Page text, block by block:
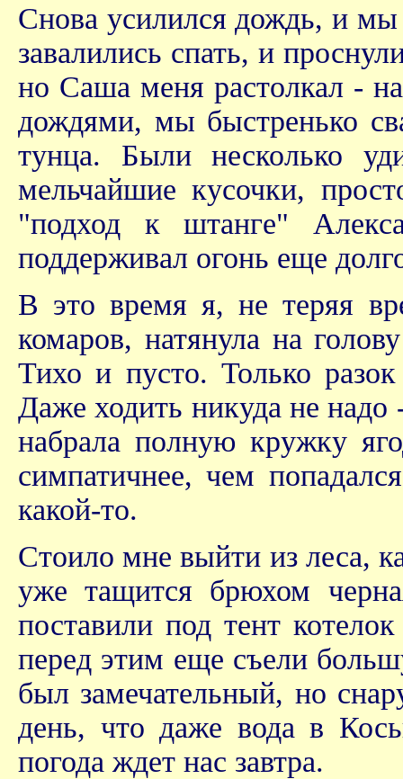
Снова усилился дождь, и мы
завалились спать, и
но Саша меня растолкал -
дождями, мы быстренько
тунца. Были несколько
мельчайшие кусочки,
"подход к штанге"
поддерживал огонь еще
В это время я, не теряя
комаров, натянула на
Тихо и пусто. Только
Даже ходить никуда не надо
набрала полную кружку
симпатичнее, чем
какой-то.
Стоило мне выйти из леса,
уже тащится брюхом
поставили под тент
перед этим еще съели
был замечательный, но
день, что даже вода в
погода ждет нас завтра.